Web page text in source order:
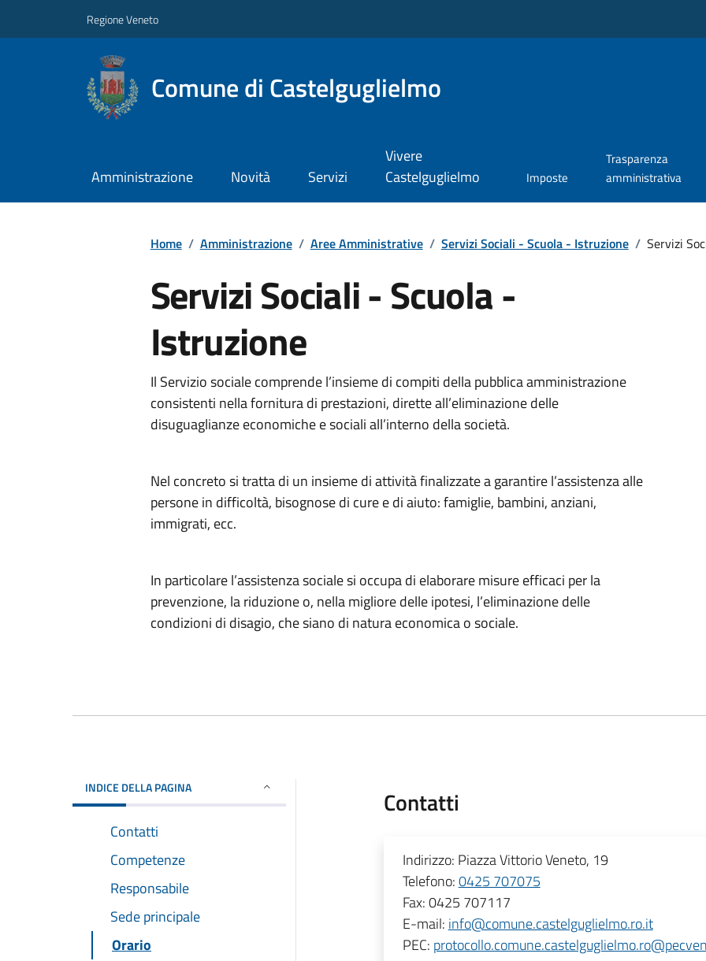
Regione Veneto
Comune di Castelguglielmo
Amministrazione Novità Servizi
Vivere
Castelguglielmo
Imposte
Trasparenza
amministrativa
Home / Amministrazione / Aree Amministrative / Servizi Sociali - Scuola - Istruzione / Servizi
Servizi Sociali - Scuola -
Istruzione
Il Servizio sociale comprende l’insieme di compiti della pubblica amministrazione
consistenti nella fornitura di prestazioni, dirette all’eliminazione delle
disuguaglianze economiche e sociali all’interno della società.
Nel concreto si tratta di un insieme di attività finalizzate a garantire l’assistenza alle
persone in difficoltà, bisognose di cure e di aiuto: famiglie, bambini, anziani,
immigrati, ecc.
In particolare l’assistenza sociale si occupa di elaborare misure efficaci per la
prevenzione, la riduzione o, nella migliore delle ipotesi, l’eliminazione delle
condizioni di disagio, che siano di natura economica o sociale.
INDICE DELLA PAGINA
Contatti
Competenze
Responsabile
Sede principale
Orario
Contatti
Indirizzo: Piazza Vittorio Veneto, 19
Telefono:0425 707075
Fax:0425 707117
E-mail: info@comune.castelguglielmo.ro.it
PEC: